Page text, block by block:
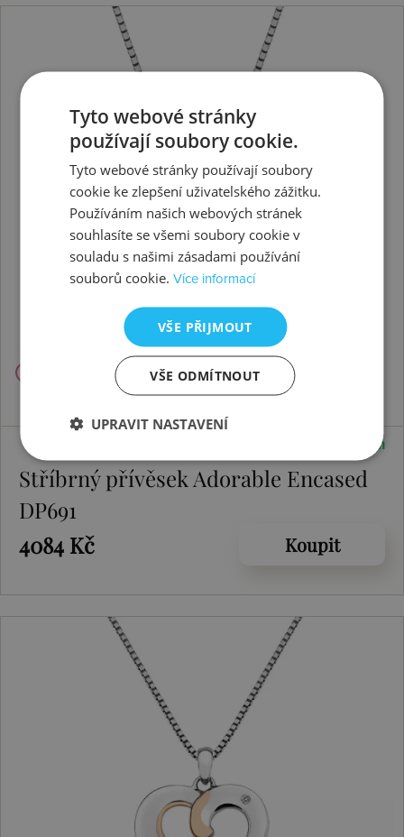
Skladem
Stříbrný přívěsek Adorable Encased
DP691
4084 Kč
Koupit
Tyto webové stránky
používají soubory cookie.
Tyto webové stránky používají soubory
cookie ke zlepšení uživatelského zážitku.
Používáním našich webových stránek
souhlasíte se všemi soubory cookie v
souladu s našimi zásadami používání
souborů cookie.Více informací
VŠE PŘIJMOUT
VŠE ODMÍTNOUT
UPRAVIT NASTAVENÍ